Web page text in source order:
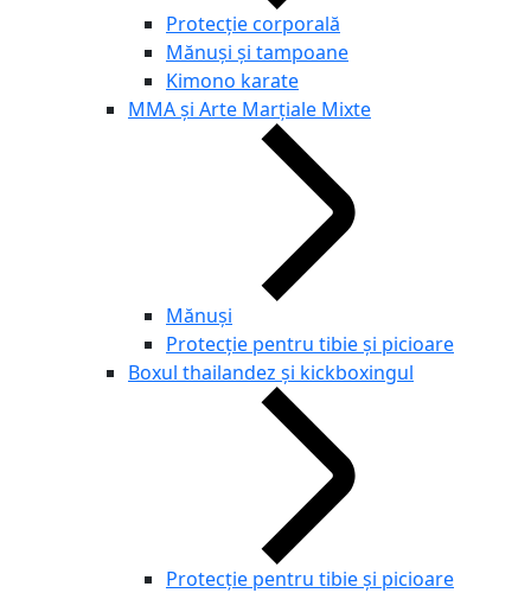
Protecție corporală
Mănuși și tampoane
Kimono karate
MMA și Arte Marțiale Mixte
Mănuși
Protecție pentru tibie și picioare
Boxul thailandez și kickboxingul
Protecție pentru tibie și picioare